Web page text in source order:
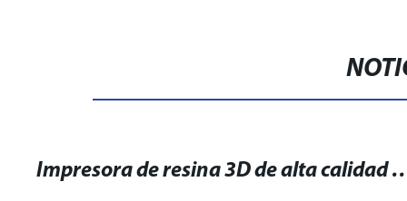
Impresora de resina 3D de alta